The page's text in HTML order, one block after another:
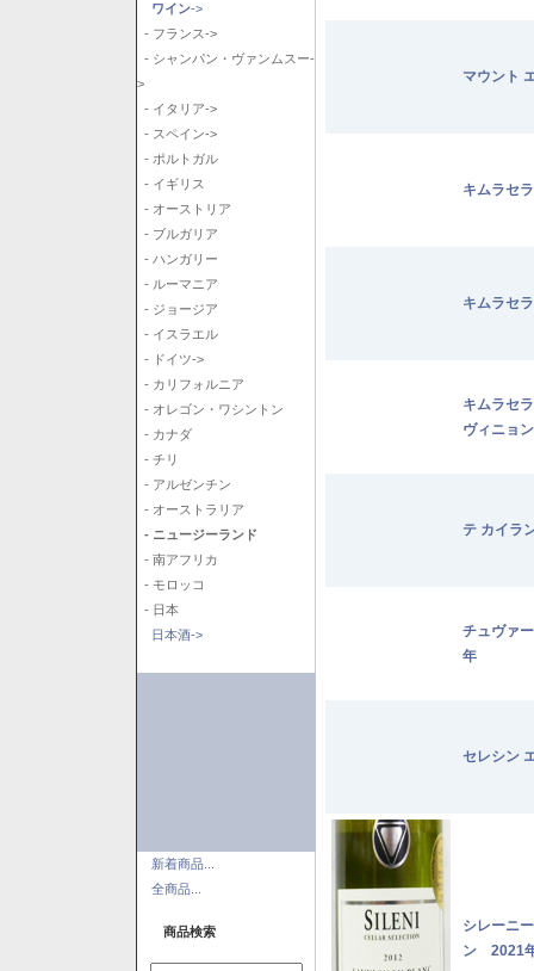
ワイン->
- フランス->
- シャンパン・ヴァンムスー-
>
- イタリア->
- スペイン->
- ポルトガル
- イギリス
- オーストリア
- ブルガリア
- ハンガリー
- ルーマニア
- ジョージア
- イスラエル
- ドイツ->
- カリフォルニア
- オレゴン・ワシントン
- カナダ
- チリ
- アルゼンチン
- オーストラリア
- ニュージーランド
- 南アフリカ
- モロッコ
- 日本
日本酒->
新着商品...
全商品...
商品検索
マウント
キムラセ
キムラセ
キムラセ
ヴィニョ
テ カイ
チュヴァ
年
セレシン
シレーニ
ン 2021